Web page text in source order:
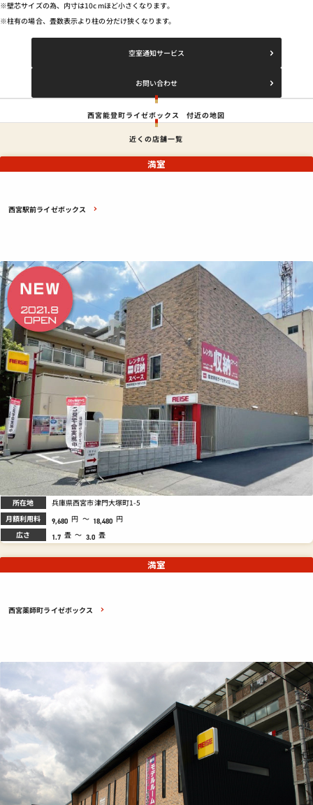
※壁芯サイズの為、内寸は10cmほど小さくなります。
※柱有の場合、畳数表示より柱の分だけ狭くなります。
空室通知サービス
お問い合わせ
西宮能登町ライゼボックス 付近の地図
近くの店舗一覧
西宮駅前ライゼボックス
満室
所在地 兵庫県西宮市津門大塚町1-5
月額利用料 9,680 円 ～ 18,480 円
広さ 1.7 畳 ～ 3.0 畳
西宮薬師町ライゼボックス
満室